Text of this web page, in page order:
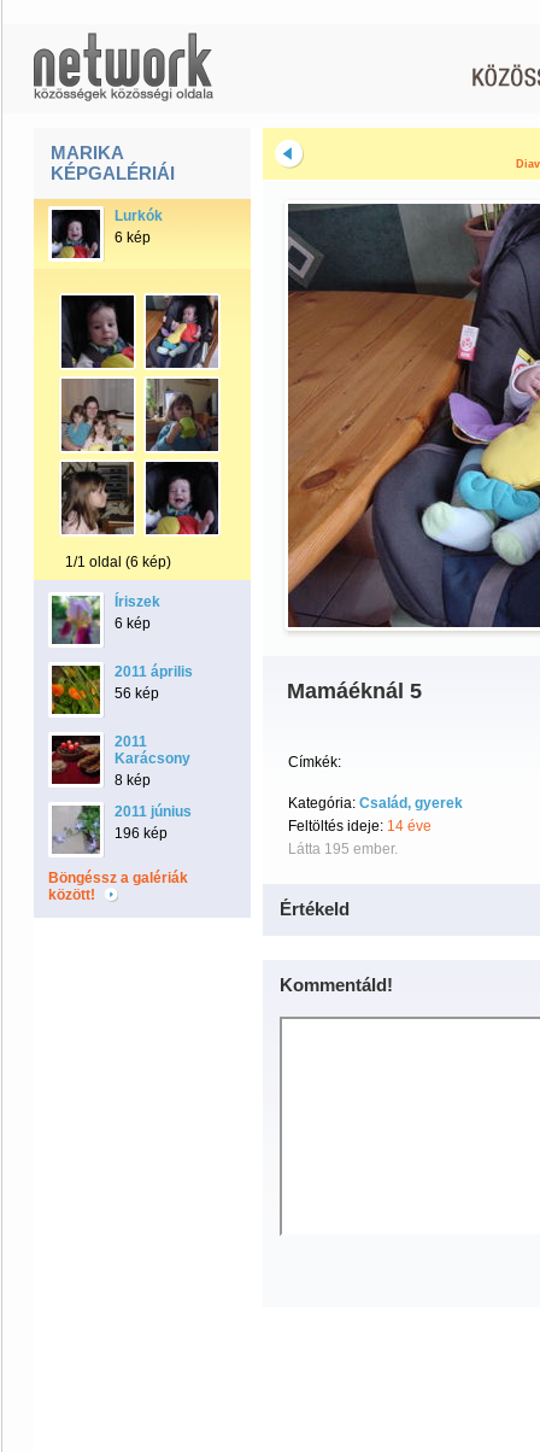
MARIKA
KÉPGALÉRIÁI
Lurkók
6 kép
1/1 oldal (6 kép)
Íriszek
6 kép
2011 április
56 kép
2011
Karácsony
8 kép
2011 június
196 kép
Böngéssz a galériák
között!
Mamáéknál 5
Címkék:
Kategória: Család, gyerek
Feltöltés ideje: 14 éve
Látta 195 ember.
Értékeld
Kommentáld!